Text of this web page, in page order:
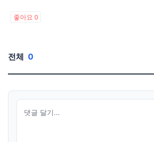
좋아요 0
전체 0